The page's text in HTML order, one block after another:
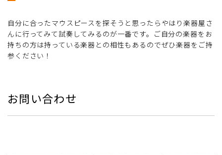
自分に合ったマウスピースを探そうと思ったらやはり楽器屋さ
んに行ってみて試奏してみるのが一番です。ご自分の楽器をお
持ちの方は持っている楽器との相性もあるのでぜひ楽器をご持
参ください！
お問い合わせ